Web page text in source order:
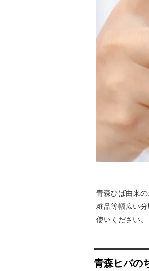
青森ひば由来
粧品等幅広い
使いください。
青森ヒバの